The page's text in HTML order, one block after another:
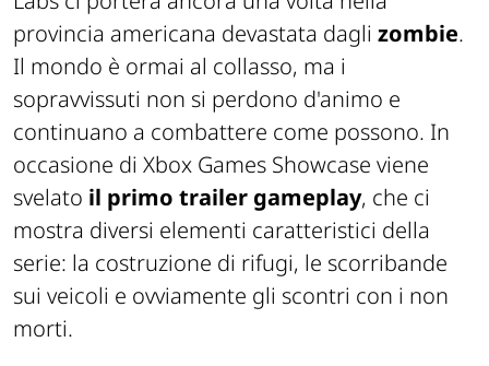
provincia americana devastata dagli zombie.
Il mondo è ormai al collasso, ma i
sopravvissuti non si perdono d'animo e
continuano a combattere come possono. In
occasione di Xbox Games Showcase viene
svelato il primo trailer gameplay, che ci
mostra diversi elementi caratteristici della
serie: la costruzione di rifugi, le scorribande
sui veicoli e ovviamente gli scontri con i non
morti.